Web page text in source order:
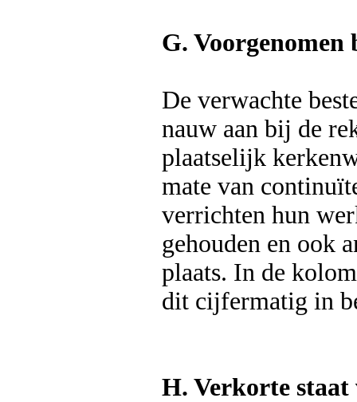
G. Voorgenomen
De verwachte
nauw aan bij de
plaatselijk
mate van
verrichten hun
gehouden en ook
plaats. In de
dit cijfermatig in
H. Verkorte staat